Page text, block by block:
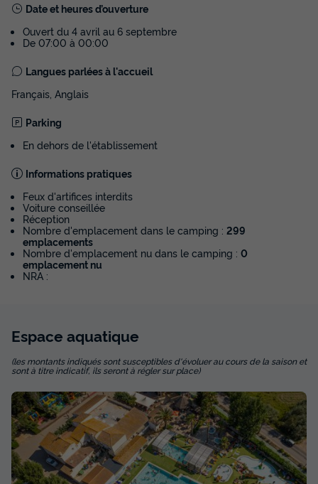
23m² 6
chambres 23m²
Meilleur prix pour 7 nuits
Modifier les dates
311,40 €
Prix de comparaison
MOBILHOME 7 personnes - Evasion+ 7
personnes 2 chambres 28m²
Surface Adultes Chambres Salle de bain
Date et heures d’ouverture
Ouvert du 4 avril au 6 septembre
De 07:00 à 00:00
Langues parlées à l'accueil
Français, Anglais
Parking
En dehors de l'établissement
Informations pratiques
Feux d'artifices interdits
Voiture conseillée
Réception
Nombre d'emplacement dans le camping : 299
emplacements
Nombre d'emplacement nu dans le camping : 0
emplacement nu
NRA :
Espace aquatique
(les montants indiqués sont susceptibles d'évoluer au cours de la saison et
sont à titre indicatif, ils seront à régler sur place)